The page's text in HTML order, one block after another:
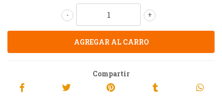
+
-
Compartir